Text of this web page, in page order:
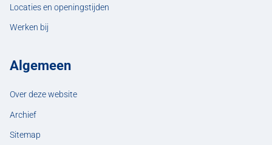
Locaties en openingstijden
Werken bij
Algemeen
Over deze website
Archief
Sitemap